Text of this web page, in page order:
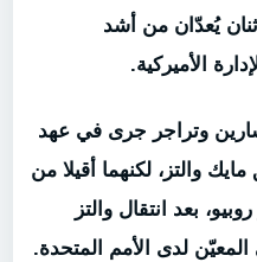
يُعدّان من أشد
الأميركية.
وتراجر جرى في عهد
والتز، لكنهما أقيلا من
بعد انتقال والتز
لدى الأمم المتحدة.